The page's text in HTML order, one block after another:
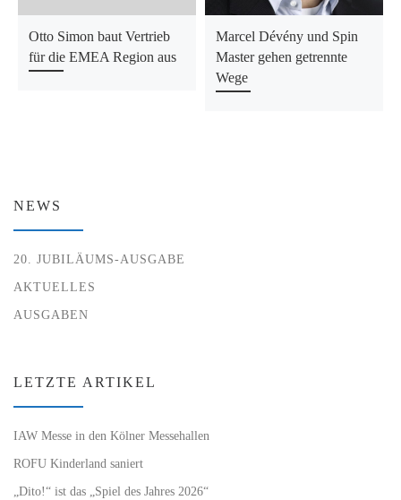
Otto Simon baut Vertrieb
für die EMEA Region aus
Marcel Dévény und Spin
Master gehen getrennte
Wege
NEWS
20. JUBILÄUMS-AUSGABE
AKTUELLES
AUSGABEN
LETZTE ARTIKEL
IAW Messe in den Kölner Messehallen
ROFU Kinderland saniert
„Dito!“ ist das „Spiel des Jahres 2026“